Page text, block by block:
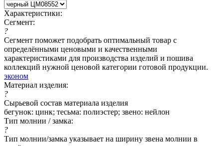
Характеристики:
Сегмент:
?
Сегмент поможет подобрать оптимальный товар с
определёнными ценовыми и качественными
характеристиками для производства изделий и пошива
коллекций нужной ценовой категории готовой продукции.
эконом
Материал изделия:
?
Сырьевой состав материала изделия
бегунок: цинк; тесьма: полиэстер; звено: нейлон
Тип молнии / замка:
?
Тип молнии/замка указывает на ширину звена молнии в